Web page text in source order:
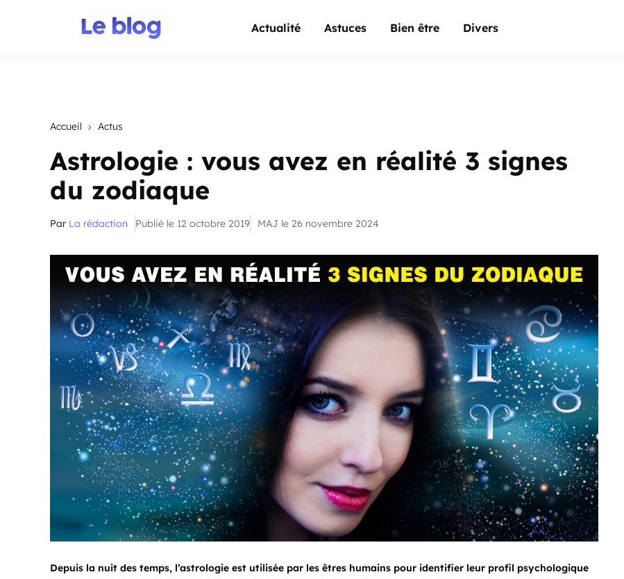
Actualité Astuces Bien être Divers
Accueil Actus
Astrologie : vous avez en réalité 3 signes
du zodiaque
Par La rédaction Publié le 12 octobre 2019 MAJ le 26 novembre 2024
Depuis la nuit des temps, l’astrologie est utilisée par les êtres humains pour identifier leur profil psychologique